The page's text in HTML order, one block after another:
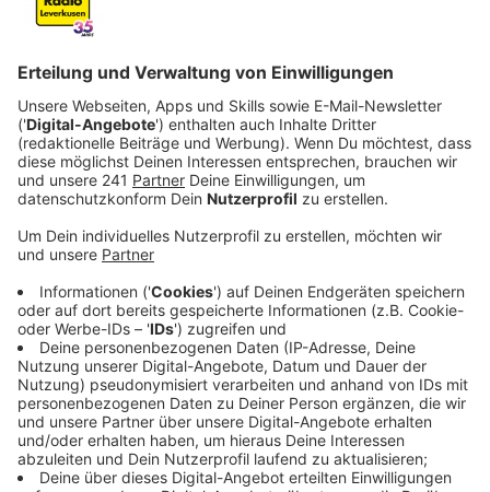
Anzeige
Ein Sound, der das, was früher einmal Indietronics hieß,
mit neuen Beats und zeitgemäßer Produktion
verbindet und nicht im Ansatz vermuten lässt, dass
KAMRAD aus Velbert in NRW kommt. Spätestens seit
2022 und seinem Song „I Believe“ hat es seine Musik
Millionen von Menschen erreicht: Der Anfang 2022
Jährigen und erreichte die Top 10 der Airplaycharts in
neun europäischen Ländern sowie Gold- und
Platinstatus in fünf dieser Länder (u.a. Deutschland
und Polen).
Anzeige